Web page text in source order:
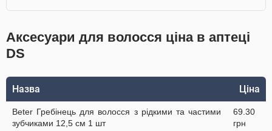
Аксесуари для волосся ціна в аптеці
DS
Назва Ціна
Beter Гребінець для волосся з рідкими та частими
зубчиками 12,5 см 1 шт
69.30
грн